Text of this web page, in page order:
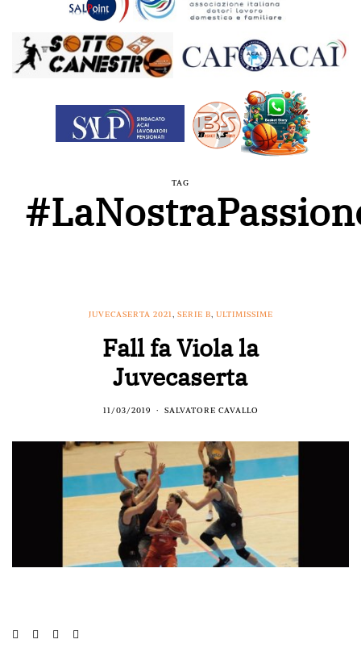
TAG
JUVECASERTA 2021, SERIE B, ULTIMISSIME
Fall fa Viola la
Juvecaserta
11/03/2019 SALVATORE CAVALLO